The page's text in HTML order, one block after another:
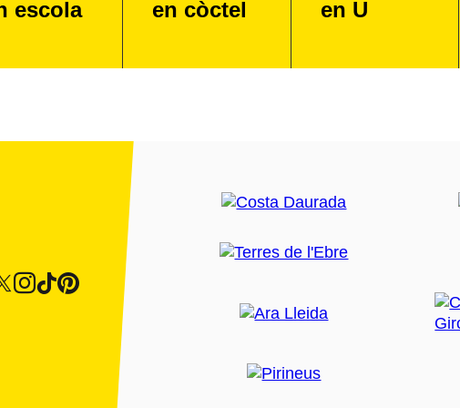
escola
en còctel
en U